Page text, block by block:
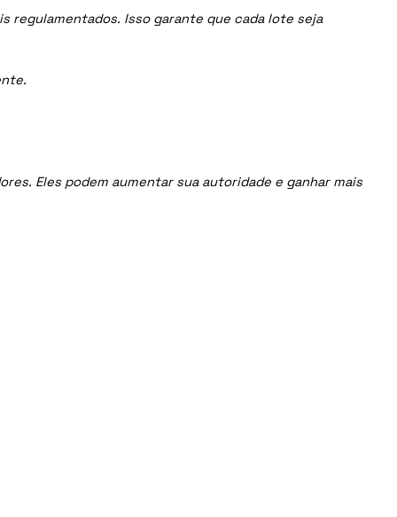
Isso garante que cada lote seja
Eles podem aumentar sua autoridade e ganhar mais